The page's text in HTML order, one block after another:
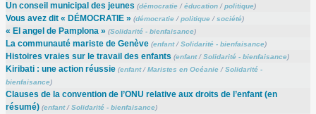
Un conseil municipal des jeunes (démocratie/éducation/politique)
Vous avez dit « DÉMOCRATIE » (démocratie/politique/société)
« El angel de Pamplona » (Solidarité - bienfaisance)
La communauté mariste de Genève (enfant/Solidarité - bienfaisance)
Histoires vraies sur le travail des enfants (enfant/Solidarité - bienfaisance)
Kiribati : une action réussie (enfant/Maristes en Océanie/Solidarité -
bienfaisance)
Clauses de la convention de l’ONU relative aux droits de l’enfant (en
résumé) (enfant/Solidarité - bienfaisance)